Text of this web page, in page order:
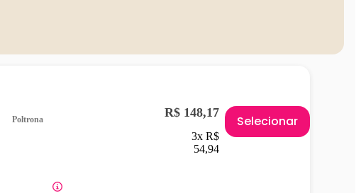
Poltrona R$ 148,17
3x R$
54,94
Selecionar